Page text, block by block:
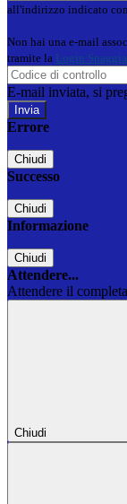
all'indirizzo indicato
Non hai una e-mail
tramite la Login
E-mail inviata, si
Errore
Chiudi
Successo
Chiudi
Informazione
Chiudi
Attendere...
Attendere il
Chiudi